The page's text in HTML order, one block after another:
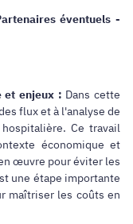
éventuels -
et enjeux : Dans cette
flux et à l'analyse de
Ce travail
économique et
œuvre pour éviter les
une étape importante
maîtriser les coûts en